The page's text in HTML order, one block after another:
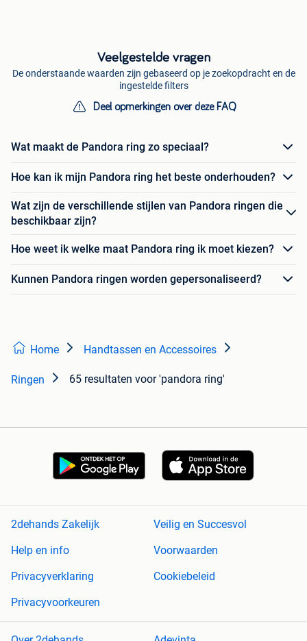
Veelgestelde vragen
De onderstaande waarden zijn gebaseerd op je zoekopdracht en de
ingestelde filters
Deel opmerkingen over deze FAQ
Wat maakt de Pandora ring zo speciaal?
Hoe kan ik mijn Pandora ring het beste onderhouden?
Wat zijn de verschillende stijlen van Pandora ringen die
beschikbaar zijn?
Hoe weet ik welke maat Pandora ring ik moet kiezen?
Kunnen Pandora ringen worden gepersonaliseerd?
Home Handtassen en Accessoires
Ringen 65 resultaten voor 'pandora ring'
2dehands Zakelijk
Veilig en Succesvol
Help en info
Voorwaarden
Privacyverklaring
Cookiebeleid
Privacyvoorkeuren